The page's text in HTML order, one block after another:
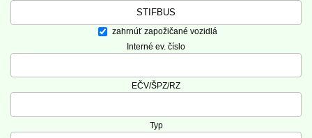
zahrnúť zapožičané vozidlá
Interné ev. číslo
EČV/ŠPZ/RZ
Typ